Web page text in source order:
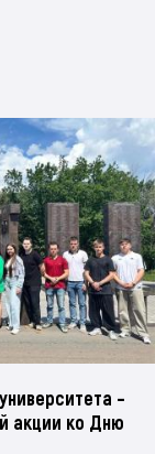
–
акции ко Дню